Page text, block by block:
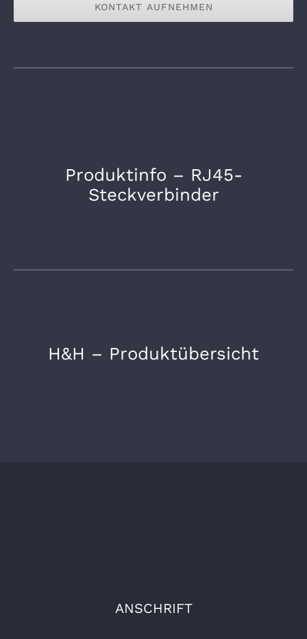
KONTAKT AUFNEHMEN
Produktinfo – RJ45-
Steckverbinder
H&H – Produktübersicht
ANSCHRIFT